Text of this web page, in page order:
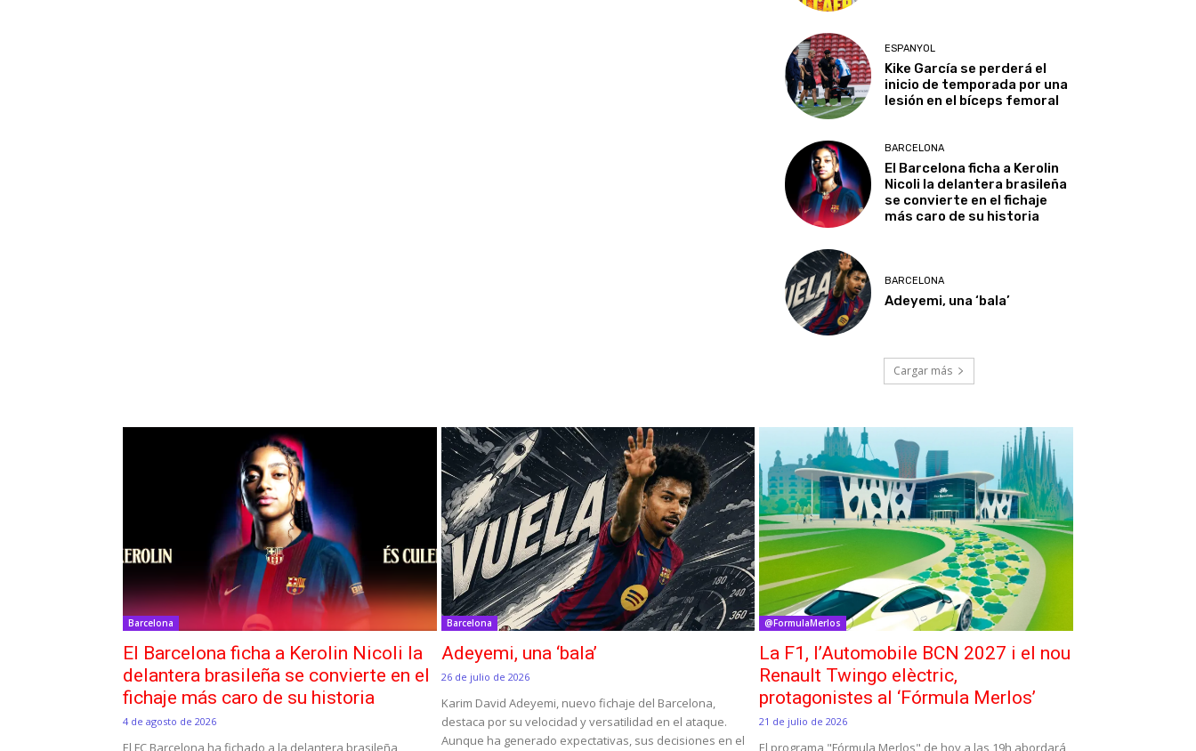
ESPANYOL
Kike García se perderá el
inicio de temporada por una
lesión en el bíceps femoral
BARCELONA
El Barcelona ficha a Kerolin
Nicoli la delantera brasileña
se convierte en el fichaje
más caro de su historia
BARCELONA
Adeyemi, una ‘bala’
Cargar más
Barcelona
El Barcelona ficha a Kerolin Nicoli la
delantera brasileña se convierte en el
fichaje más caro de su historia
4 de agosto de 2026
El FC Barcelona ha fichado a la delantera brasileña
Barcelona
Adeyemi, una ‘bala’
26 de julio de 2026
Karim David Adeyemi, nuevo fichaje del Barcelona,
destaca por su velocidad y versatilidad en el ataque.
Aunque ha generado expectativas, sus decisiones en el
@FormulaMerlos
La F1, l’Automobile BCN 2027 i el nou
Renault Twingo elèctric,
protagonistes al ‘Fórmula Merlos’
21 de julio de 2026
El programa "Fórmula Merlos" de hoy a las 19h abordará